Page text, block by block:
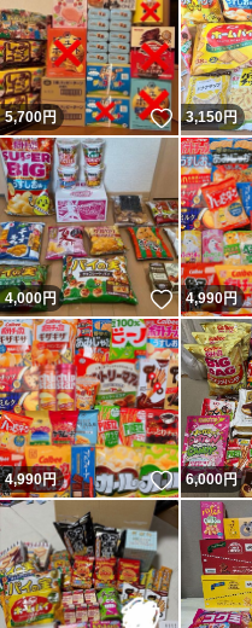
5,700円 いいね！
3,150円
4,000円 いいね！
4,990円
4,990円 いいね！
6,000円